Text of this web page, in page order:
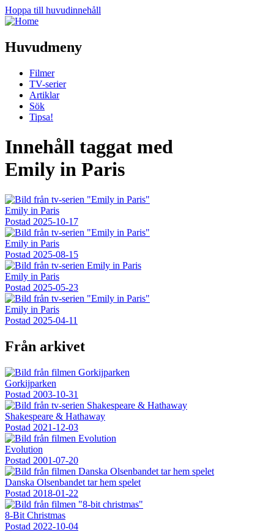
Hoppa till huvudinnehåll
Huvudmeny
Filmer
TV-serier
Artiklar
Sök
Tipsa!
Innehåll taggat med
Emily in Paris
Emily in Paris
Postad 2025-10-17
Emily in Paris
Postad 2025-08-15
Emily in Paris
Postad 2025-05-23
Emily in Paris
Postad 2025-04-11
Från arkivet
Gorkijparken
Postad 2003-10-31
Shakespeare & Hathaway
Postad 2021-12-03
Evolution
Postad 2001-07-20
Danska Olsenbandet tar hem spelet
Postad 2018-01-22
8-Bit Christmas
Postad 2022-10-04